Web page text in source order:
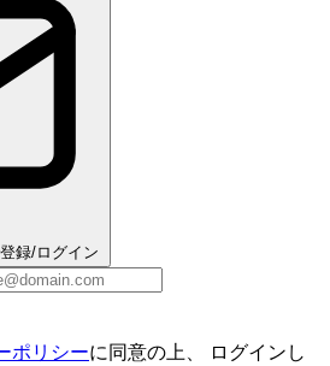
録/ログイン
ポリシーに同意の上、 ログインし